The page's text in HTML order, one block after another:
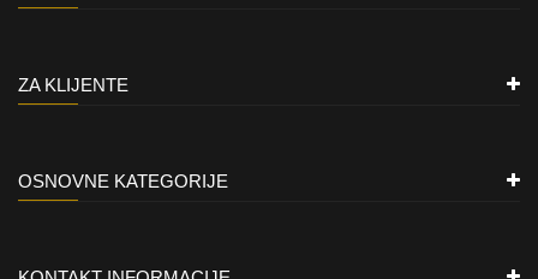
ZA KLIJENTE
OSNOVNE KATEGORIJE